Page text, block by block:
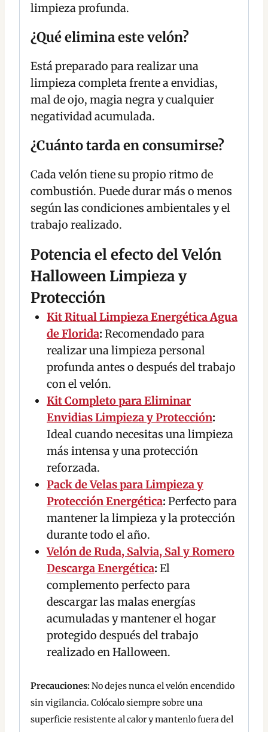
limpieza profunda.
¿Qué elimina este velón?
Está preparado para realizar una
limpieza completa frente a envidias,
mal de ojo, magia negra y cualquier
negatividad acumulada.
¿Cuánto tarda en consumirse?
Cada velón tiene su propio ritmo de
combustión. Puede durar más o menos
según las condiciones ambientales y el
trabajo realizado.
Potencia el efecto del Velón
Halloween Limpieza y
Protección
Kit Ritual Limpieza Energética Agua
de Florida: Recomendado para
realizar una limpieza personal
profunda antes o después del trabajo
con el velón.
Kit Completo para Eliminar
Envidias Limpieza y Protección:
Ideal cuando necesitas una limpieza
más intensa y una protección
reforzada.
Pack de Velas para Limpieza y
Protección Energética: Perfecto para
mantener la limpieza y la protección
durante todo el año.
Velón de Ruda, Salvia, Sal y Romero
Descarga Energética: El
complemento perfecto para
descargar las malas energías
acumuladas y mantener el hogar
protegido después del trabajo
realizado en Halloween.
Precauciones:No dejes nunca el velón encendido
sin vigilancia. Colócalo siempre sobre una
superficie resistente al calor y mantenlo fuera del